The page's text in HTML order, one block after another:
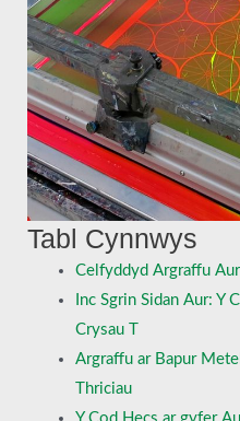
Tabl Cynnwys
Celfyddyd Argraffu
Inc Sgrin Sidan Aur: Y
Crysau T
Argraffu ar Bapur
Thriciau